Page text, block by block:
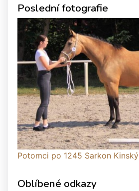
Poslední fotografie
Potomci po 1245 Sarkon Kinský
Oblíbené odkazy